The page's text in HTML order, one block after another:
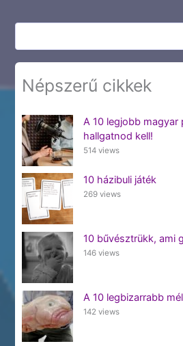
Keresés
Népszerű cikkek
A 10 legjobb magyar
hallgatnod kell!
514 views
10 házibuli játék
269 views
10 bűvésztrükk, ami
146 views
A 10 legbizarrabb
142 views